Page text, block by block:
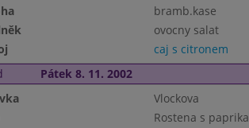
bramb.kase
ovocny salat
caj s citronem
Pátek 8. 11. 2002
Vlockova
Rostena s